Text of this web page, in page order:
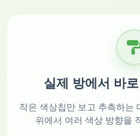
실제 방에서 바
작은 색상칩만 보고 추측하는
위에서 여러 색상 방향을